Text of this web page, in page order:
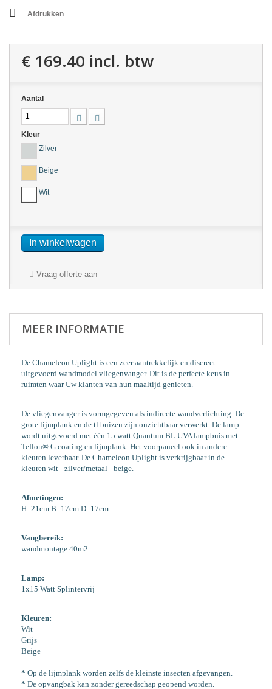
Afdrukken
€ 169.40 incl. btw
Aantal
Kleur
Zilver
Beige
Wit
In winkelwagen
Vraag offerte aan
MEER INFORMATIE
De Chameleon Uplight is een zeer aantrekkelijk en discreet
uitgevoerd wandmodel vliegenvanger. Dit is de perfecte keus in
ruimten waar Uw klanten van hun maaltijd genieten.
De vliegenvanger is vormgegeven als indirecte wandverlichting. De
grote lijmplank en de tl buizen zijn onzichtbaar verwerkt. De lamp
wordt uitgevoerd met één 15 watt Quantum BL UVA lampbuis met
Teflon® G coating en lijmplank. Het voorpaneel ook in andere
kleuren leverbaar. De Chameleon Uplight is verkrijgbaar in de
kleuren wit - zilver/metaal - beige.
Afmetingen:
H: 21cm B: 17cm D: 17cm
Vangbereik:
wandmontage 40m2
Lamp:
1x15 Watt Splintervrij
Kleuren:
Wit
Grijs
Beige
* Op de lijmplank worden zelfs de kleinste insecten afgevangen.
* De opvangbak kan zonder gereedschap geopend worden.